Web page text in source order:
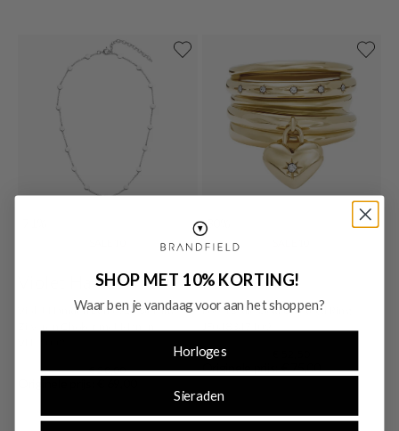
Violet Hamden
Violet Hamden Luna 925 Sterling
€ 20,00
-30%
Fossil
Fossil Sadie Gold Coloured Ring
Originele prijs: € 75,00
SHOP MET 10% KORTING!
Waar ben je vandaag voor aan het shoppen?
Horloges
Sieraden